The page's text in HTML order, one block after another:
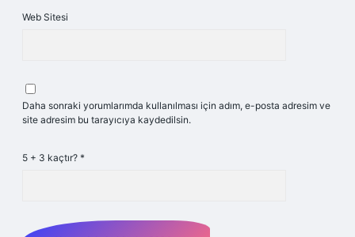
Web Sitesi
Daha sonraki yorumlarımda kullanılması için adım, e-posta adresim ve
site adresim bu tarayıcıya kaydedilsin.
5 + 3 kaçtır? *